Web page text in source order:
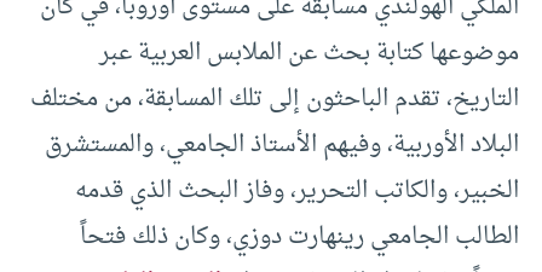
موضوعها كتابة بحث عن الملابس العربية عبر
التاريخ، تقدم الباحثون إلى تلك المسابقة، من مختلف
البلاد الأوربية، وفيهم الأستاذ الجامعي، والمستشرق
الخبير، والكاتب التحرير، وفاز البحث الذي قدمه
الطالب الجامعي رينهارت دوزي، وكان ذلك فتحاً